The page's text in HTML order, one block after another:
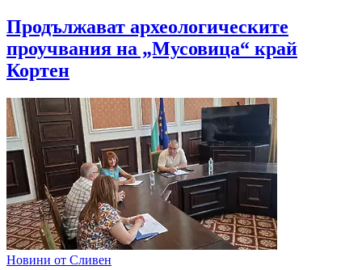
Продължават археологическите
проучвания на „Мусовица“ край
Кортен
Новини от Сливен